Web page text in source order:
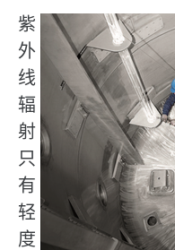
紫
外
线
辐
射
只
有
轻
度